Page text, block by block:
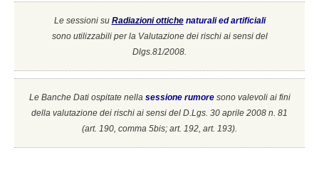
Le sessioni su Radiazioni ottiche naturali ed artificiali
sono utilizzabili per la Valutazione dei rischi ai sensi del
Dlgs.81/2008.
Le Banche Dati ospitate nella sessione rumore sono valevoli ai fini
della valutazione dei rischi ai sensi del D.Lgs. 30 aprile 2008 n. 81
(art. 190, comma 5bis; art. 192, art. 193).